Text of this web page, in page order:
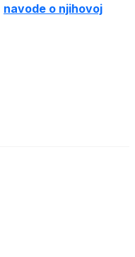
navode o njihovoj